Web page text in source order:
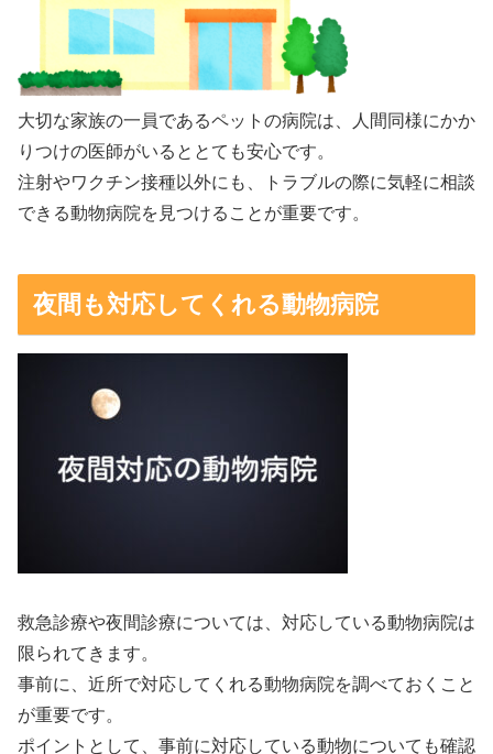
大切な家族の一員であるペットの病院は、人間同様にかか
りつけの医師がいるととても安心です。
注射やワクチン接種以外にも、トラブルの際に気軽に相談
できる動物病院を見つけることが重要です。
夜間も対応してくれる動物病院
救急診療や夜間診療については、対応している動物病院は
限られてきます。
事前に、近所で対応してくれる動物病院を調べておくこと
が重要です。
ポイントとして、事前に対応している動物についても確認